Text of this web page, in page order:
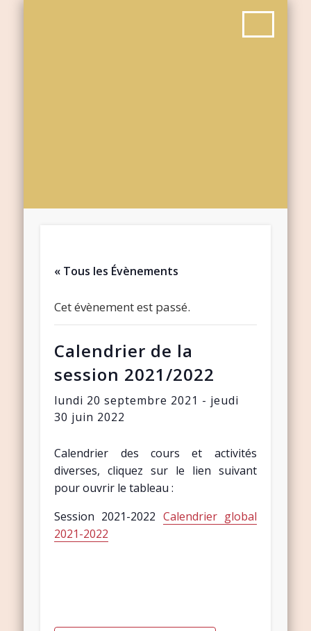
« Tous les Évènements
Cet évènement est passé.
Calendrier de la
session 2021/2022
lundi 20 septembre 2021 - jeudi
30 juin 2022
Calendrier des cours et activités
diverses, cliquez sur le lien suivant
pour ouvrir le tableau :
Session 2021-2022 Calendrier global
2021-2022